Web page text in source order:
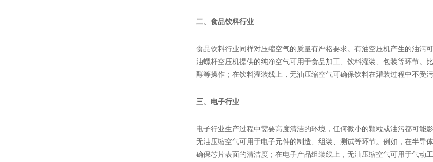
二、食品饮料行业
食品饮料行业同样对压缩空气的质量有严格要求。有油空压机产生的油污
油螺杆空压机提供的纯净空气可用于食品加工、饮料灌装、包装等环节。
酵等操作；在饮料灌装线上，无油压缩空气可确保饮料在灌装过程中不受
三、电子行业
电子行业生产过程中需要高度清洁的环境，任何微小的颗粒或油污都可能
无油压缩空气可用于电子元件的制造、组装、测试等环节。例如，在半导
确保芯片表面的清洁度；在电子产品组装线上，无油压缩空气可用于气动